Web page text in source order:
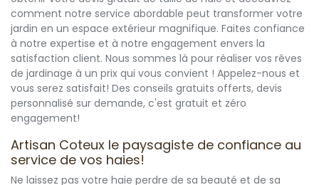
comment notre service abordable peut transformer votre
jardin en un espace extérieur magnifique. Faites confiance
à notre expertise et à notre engagement envers la
satisfaction client. Nous sommes là pour réaliser vos rêves
de jardinage à un prix qui vous convient ! Appelez-nous et
vous serez satisfait! Des conseils gratuits offerts, devis
personnalisé sur demande, c'est gratuit et zéro
engagement!
Artisan Coteux le paysagiste de confiance au
service de vos haies!
Ne laissez pas votre haie perdre de sa beauté et de sa